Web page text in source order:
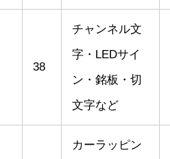
38
チャンネル文
字・LEDサイ
ン・銘板・切
文字など
カーラッピン